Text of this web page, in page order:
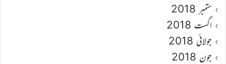
ستمبر 2018
اگست 2018
جولائی 2018
جون 2018